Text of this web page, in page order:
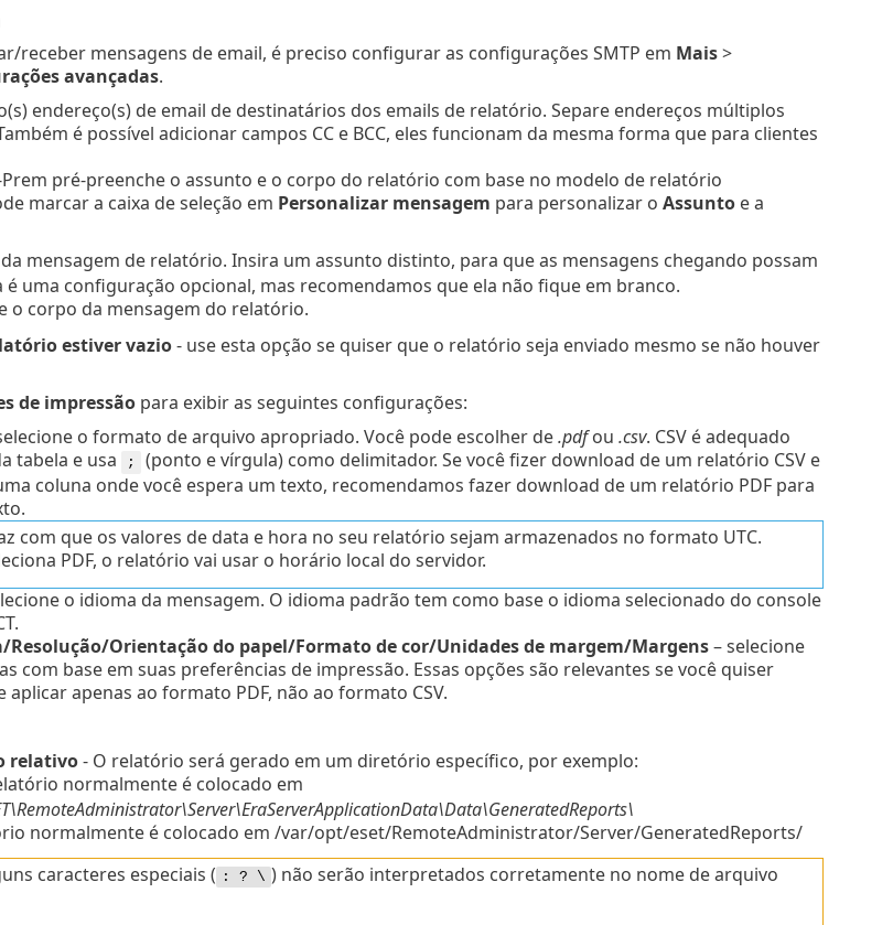
receber mensagens de email, é preciso configurar as configurações SMTP em Mais>
avançadas.
endereço(s) de email de destinatários dos emails de relatório. Separe endereços múltiplos
é possível adicionar campos CC e BCC, eles funcionam da mesma forma que para clientes
Prem pré-preenche o assunto e o corpo do relatório com base no modelo de relatório
marcar a caixa de seleção em Personalizar mensagem para personalizar o Assuntoe a
mensagem de relatório. Insira um assunto distinto, para que as mensagens chegando possam
é uma configuração opcional, mas recomendamos que ela não fique em branco.
o corpo da mensagem do relatório.
estiver vazio- use esta opção se quiser que o relatório seja enviado mesmo se não houver
de impressãopara exibir as seguintes configurações:
o formato de arquivo apropriado. Você pode escolher de.pdfou .csv. CSV é adequado
tabela e usa
;
(ponto e vírgula) como delimitador. Se você fizer download de um relatório CSV e
coluna onde você espera um texto, recomendamos fazer download de um relatório PDF para
com que os valores de data e hora no seu relatório sejam armazenados no formato UTC.
PDF, o relatório vai usar o horário local do servidor.
o idioma da mensagem. O idioma padrão tem como base o idioma selecionado do console
Resolução/Orientação do papel/Formato de cor/Unidades de margem/Margens– selecione
com base em suas preferências de impressão. Essas opções são relevantes se você quiser
apenas ao formato PDF, não ao formato CSV.
relativo- O relatório será gerado em um diretório específico, por exemplo:
normalmente é colocado em
normalmente é colocado em /var/opt/eset/RemoteAdministrator/Server/GeneratedReports/
caracteres especiais ( : ? \ ) não serão interpretados corretamente no nome de arquivo